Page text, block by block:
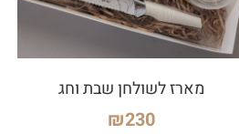
מארז לשולחן שבת וחג
₪230